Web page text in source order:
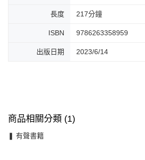
長度 217分鐘
ISBN 9786263358959
出版日期 2023/6/14
商品相關分類 (1)
❚ 有聲書籍